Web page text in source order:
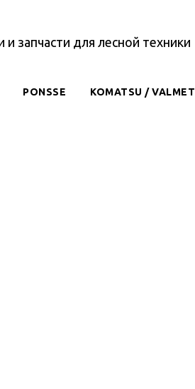
запчасти для лесной техники
PONSSE KOMATSU / VALMET